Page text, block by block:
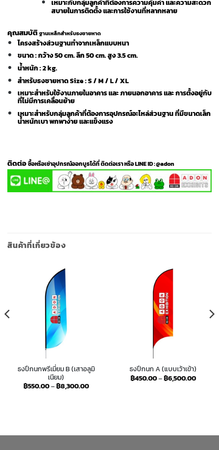
เหมาะกับกลุ่มลูกค้าที่ต้องการความคุ้มค่า และความสะดวก
สบายในการติดตั้ง และการใช้งานที่หลากหลาย
คุณสมบัติฐานเหล็กสำหรับธงชายหาด
โครงสร้างส่วนฐานทำจากเหล็กแบบหนา
ขนาด : กว้าง 50 cm. ลึก 50 cm. สูง 3.5 cm.
นํ้าหนัก : 2 kg.
สำหรับธงชายหาด Size : S / M / L / XL
เหมาะสำหรับใช้งานภายในอาคาร และ ภายนอกอาคาร และ การตั้งอยู่กับ
ที่ไม่มีการเคลื่อนย้าย
เหมาะสำหรับกลุ่มลูกค้าที่ต้องการอุปกรณ์อะไหล่ส่วนฐาน ที่มีขนาดเล็ก
นํ้าหนักเบา พกพาง่าย และแข็งแรง
ติดต่อซื้อหรือเช่าอุปกรณ์ออกบูธได้ที่ติดต่อเราหรือLINE ID : @adon
สินค้าที่เกี่ยวข้อง
ธงปีกนกพรีเมี่ยม B (เสาอลูมิ
เนียม)
฿550.00–฿8,300.00Price
ธงปีกนก A (แบบเว้าเข้า)
฿450.00–฿6,500.00Price
range: